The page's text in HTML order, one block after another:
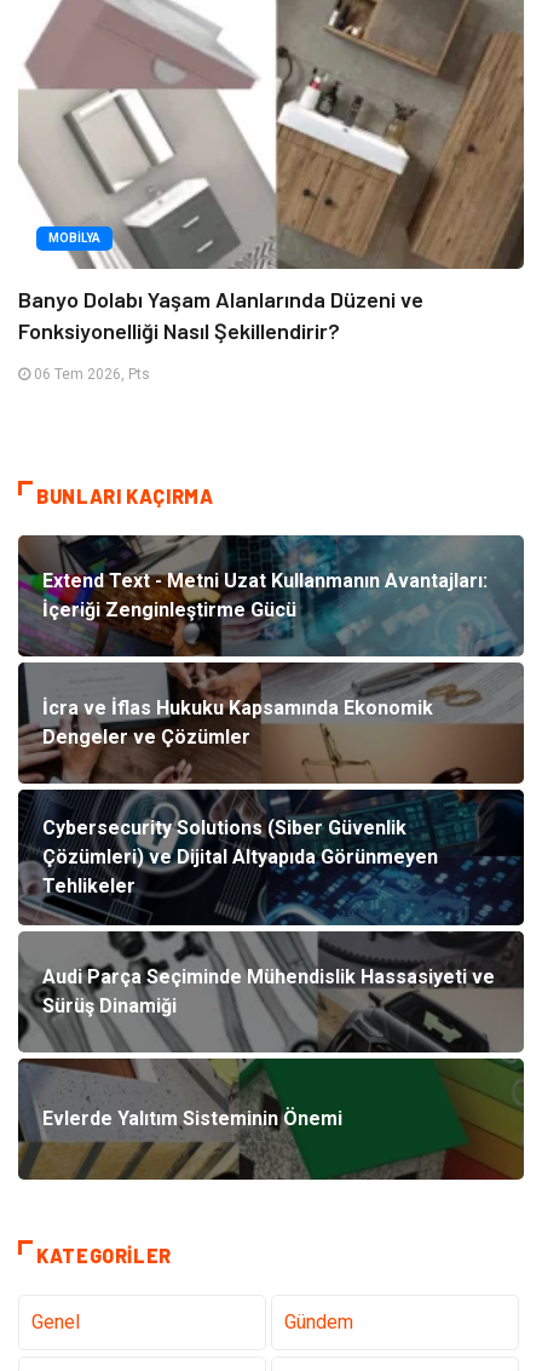
MOBILYA
Banyo Dolabı Yaşam Alanlarında Düzeni ve
Fonksiyonelliği Nasıl Şekillendirir?
06 Tem 2026, Pts
BUNLARI KAÇIRMA
Extend Text - Metni Uzat Kullanmanın Avantajları:
İçeriği Zenginleştirme Gücü
İcra ve İflas Hukuku Kapsamında Ekonomik
Dengeler ve Çözümler
Cybersecurity Solutions (Siber Güvenlik
Çözümleri) ve Dijital Altyapıda Görünmeyen
Tehlikeler
Audi Parça Seçiminde Mühendislik Hassasiyeti ve
Sürüş Dinamiği
Evlerde Yalıtım Sisteminin Önemi
KATEGORILER
Genel Gündem